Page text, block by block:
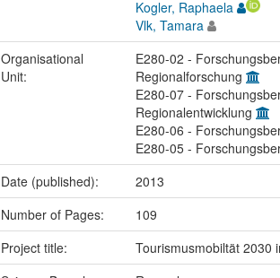
Kogler, Raphaela
Vlk, Tamara
Organisational
Unit:
E280-02 -
Regionalforschung
E280-07 -
Regionalentwicklung
E280-06 -
E280-05 -
Date (published): 2013
Number of Pages:
109
Project title:
Tourismusmobiltät 2030